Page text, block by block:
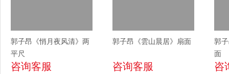
郭子昂《悄月夜风清》两
平尺
咨询客服
郭子昂《雲山晨居》扇面
咨询客服
郭
面
咨